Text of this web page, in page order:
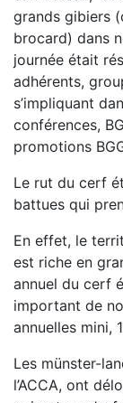
grands gibiers
brocard) dans
journée était
adhérents,
s’impliquant
conférences,
promotions
Le rut du cerf
battues qui
En effet, le
est riche en
annuel du cerf
important de
annuelles mini,
Les münster-
l’ACCA, ont